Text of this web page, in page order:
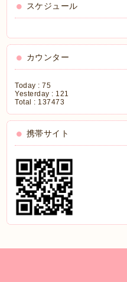
スケジュール
カウンター
Today :75
Yesterday : 121
Total : 137473
携帯サイト